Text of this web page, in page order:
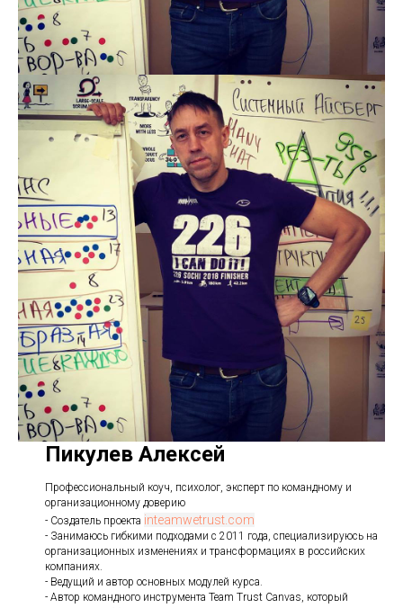
Пикулев Алексей
Профессиональный коуч, психолог, эксперт по командному и
организационному доверию
- Создатель проекта inteamwetrust.com
- Занимаюсь гибкими подходами с 2011 года, специализируюсь на
организационных изменениях и трансформациях в российских
компаниях.
- Ведущий и автор основных модулей курса.
- Автор командного инструмента Team Trust Canvas, который